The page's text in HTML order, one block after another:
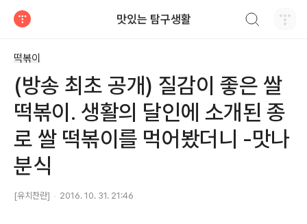
맛있는 탐구생활
떡볶이
(방송 최초 공개) 질감이 좋은 쌀
떡볶이. 생활의 달인에 소개된 종
로 쌀 떡볶이를 먹어봤더니 -맛나
분식
[유치찬란] 2016. 10. 31. 21:46